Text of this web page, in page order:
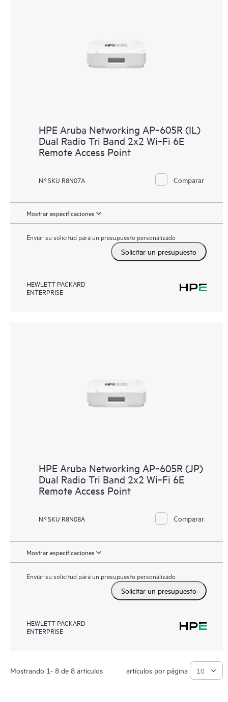
HPE Aruba Networking AP‑605R (IL)
Dual Radio Tri Band 2x2 Wi‑Fi 6E
Remote Access Point
N.º SKU R8N07A Comparar
Mostrar especificaciones
Enviar su solicitud para un presupuesto personalizado
Solicitar un presupuesto
HEWLETT PACKARD
ENTERPRISE
HPE Aruba Networking AP‑605R (JP)
Dual Radio Tri Band 2x2 Wi‑Fi 6E
Remote Access Point
N.º SKU R8N08A Comparar
Mostrar especificaciones
Enviar su solicitud para un presupuesto personalizado
Solicitar un presupuesto
HEWLETT PACKARD
ENTERPRISE
Mostrando 1- 8 de 8 artículos artículos por página